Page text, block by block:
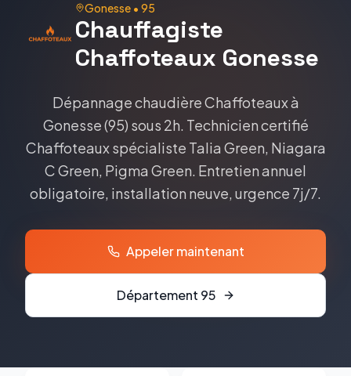
Gonesse • 95
Chauffagiste
Chaffoteaux Gonesse
Dépannage chaudièreChaffoteauxà
Gonesse(95) sous 2h. Technicien certifié
Chaffoteauxspécialiste Talia Green, Niagara
C Green, Pigma Green. Entretien annuel
obligatoire, installation neuve, urgence 7j/7.
Appeler maintenant
Département 95